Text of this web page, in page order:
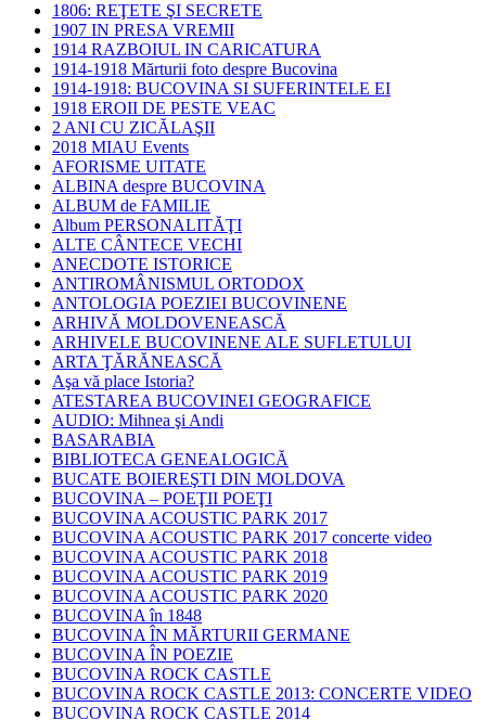
1806: REŢETE ŞI SECRETE
1907 IN PRESA VREMII
1914 RAZBOIUL IN CARICATURA
1914-1918 Mărturii foto despre Bucovina
1914-1918: BUCOVINA SI SUFERINTELE EI
1918 EROII DE PESTE VEAC
2 ANI CU ZICĂLAŞII
2018 MIAU Events
AFORISME UITATE
ALBINA despre BUCOVINA
ALBUM de FAMILIE
Album PERSONALITĂŢI
ALTE CÂNTECE VECHI
ANECDOTE ISTORICE
ANTIROMÂNISMUL ORTODOX
ANTOLOGIA POEZIEI BUCOVINENE
ARHIVĂ MOLDOVENEASCĂ
ARHIVELE BUCOVINENE ALE SUFLETULUI
ARTA ŢĂRĂNEASCĂ
Aşa vă place Istoria?
ATESTAREA BUCOVINEI GEOGRAFICE
AUDIO: Mihnea şi Andi
BASARABIA
BIBLIOTECA GENEALOGICĂ
BUCATE BOIEREŞTI DIN MOLDOVA
BUCOVINA – POEŢII POEŢI
BUCOVINA ACOUSTIC PARK 2017
BUCOVINA ACOUSTIC PARK 2017 concerte video
BUCOVINA ACOUSTIC PARK 2018
BUCOVINA ACOUSTIC PARK 2019
BUCOVINA ACOUSTIC PARK 2020
BUCOVINA în 1848
BUCOVINA ÎN MĂRTURII GERMANE
BUCOVINA ÎN POEZIE
BUCOVINA ROCK CASTLE
BUCOVINA ROCK CASTLE 2013: CONCERTE VIDEO
BUCOVINA ROCK CASTLE 2014